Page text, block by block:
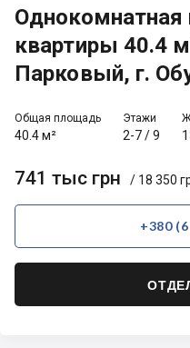
Однокомнатная
квартиры 40.4
Парковый, г.
Общая площадь
40.4 м²
Этажи
2-7/9
741 тыс грн / 18 350
+380